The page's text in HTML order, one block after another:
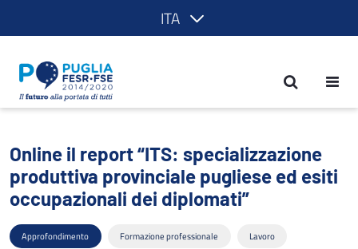
ITA
Online il report “ITS: specializzazione
Online il report “ITS: specializzazione
produttiva provinciale pugliese ed esiti
occupazionali dei diplomati”
Approfondimento Formazione professionale Lavoro